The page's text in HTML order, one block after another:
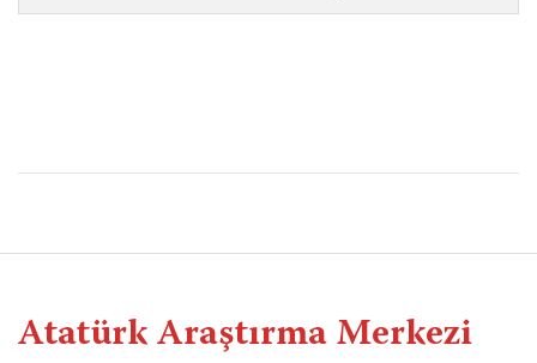
Atatürk Araştırma Merkezi